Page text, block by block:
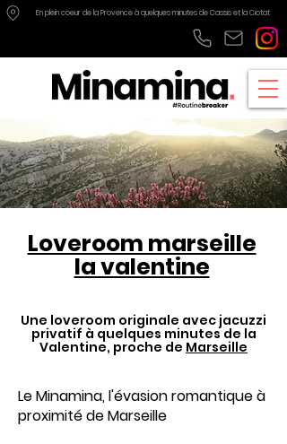
En plein coeur de la Provence à quelques minutes deCassiset la Ciotat
Loveroom marseille
la valentine
Une loveroom originale avec jacuzzi
privatif à quelques minutes de la
Valentine, proche de Marseille
Le Minamina, l'évasion romantique à
proximité de Marseille